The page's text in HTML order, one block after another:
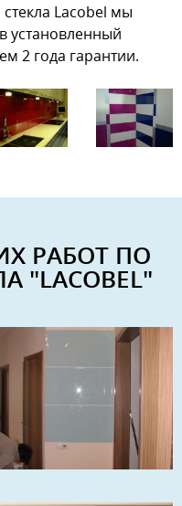
Lacobel мы
установленный
2 года гарантии.
РАБОТ ПО
"LACOBEL"